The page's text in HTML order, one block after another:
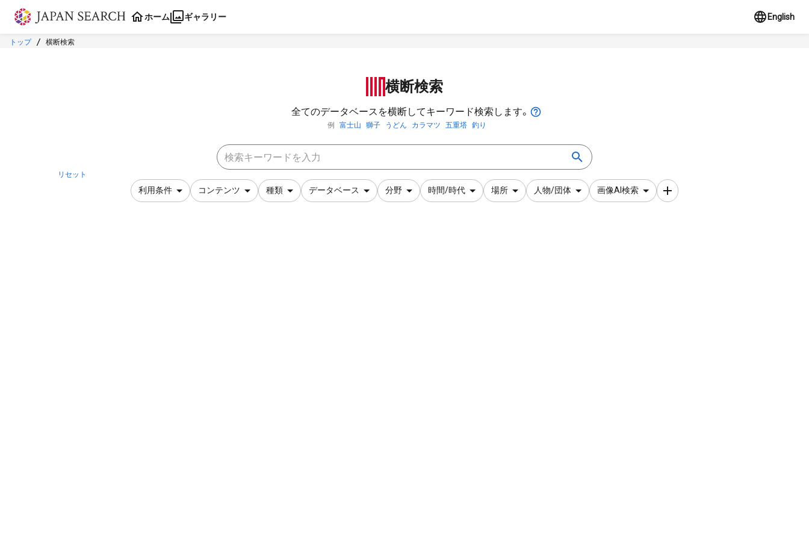
本文に飛ぶ
ホーム ギャラリー English
トップ 横断検索
横断検索
全てのデータベースを横断してキーワード検索します。
例 富士山 獅子 うどん カラマツ 五重塔 釣り
リセット
利用条件 コンテンツ 種類 データベース 分野 時間/時代 場所 人物/団体 画像AI検索